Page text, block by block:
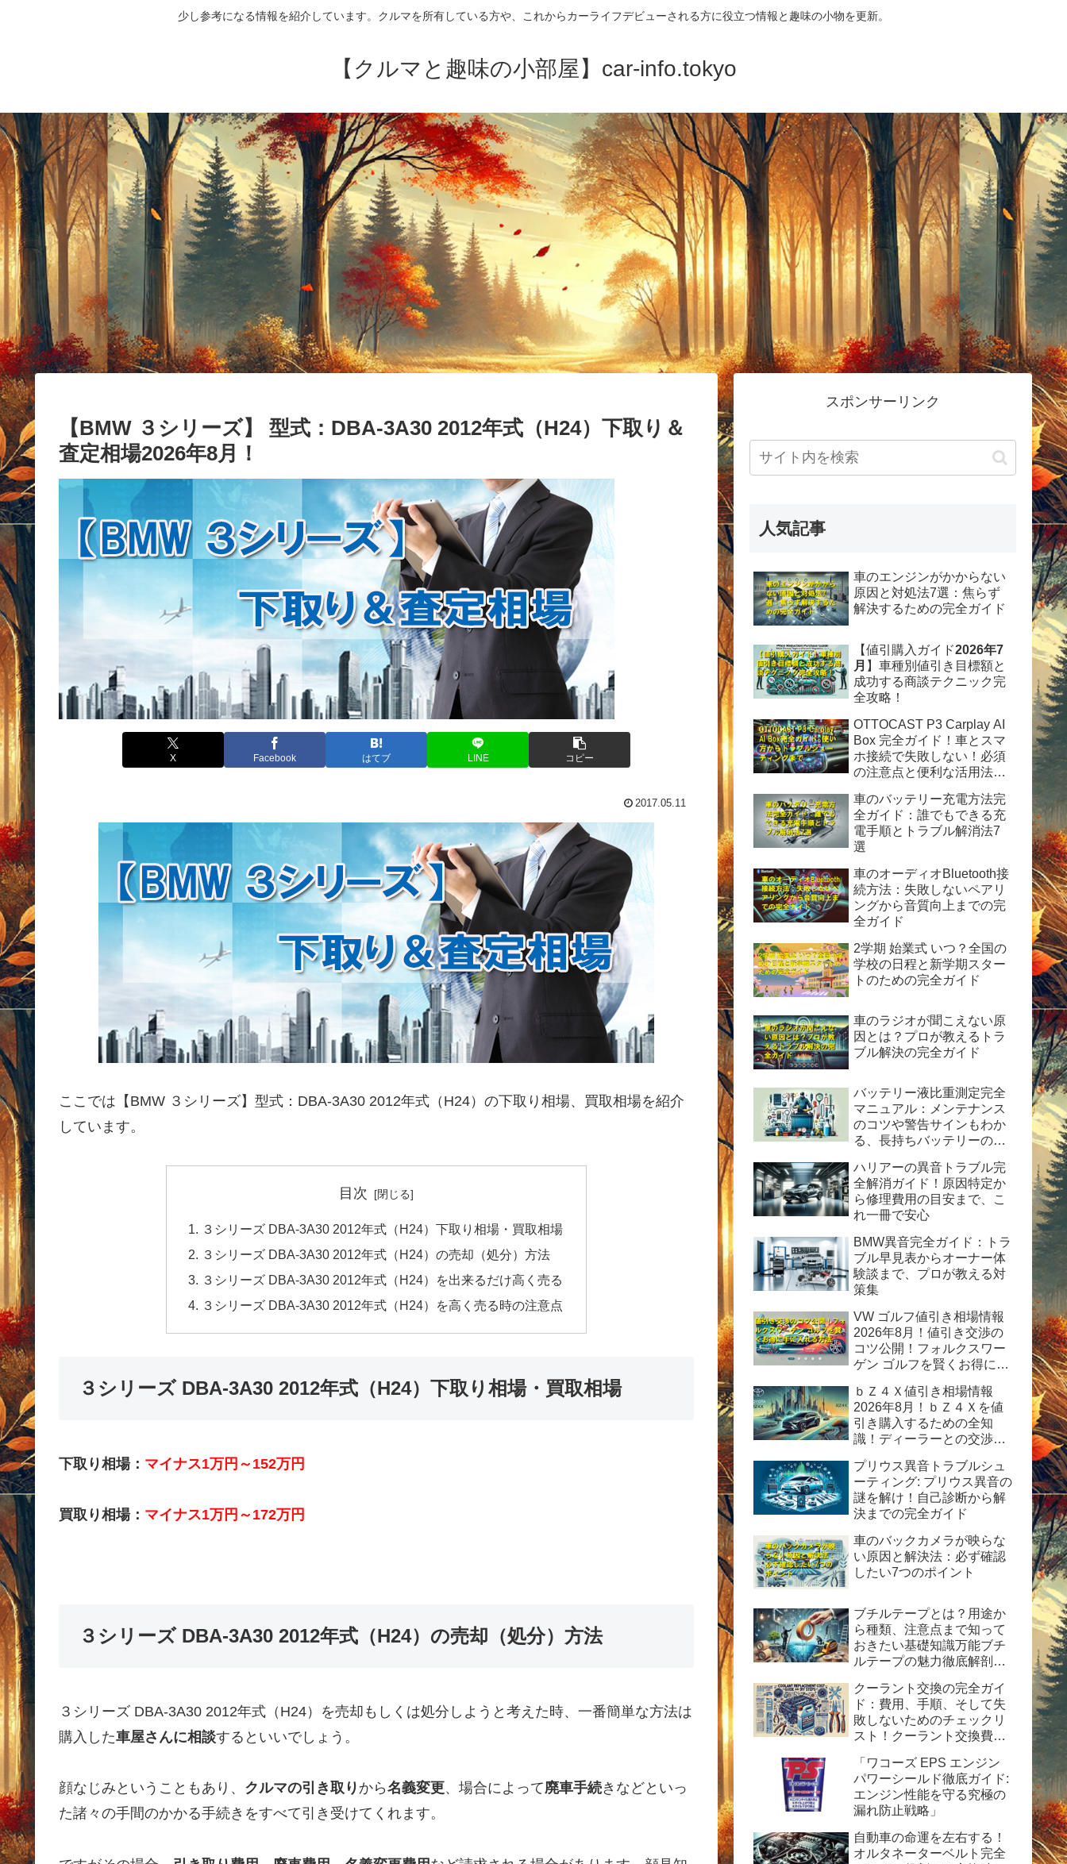
少し参考になる情報を紹介しています。クルマを所有している方や、これからカーライフデビューされる方に役立つ情報と趣味の小物を更新。
【クルマと趣味の小部屋】car-info.tokyo
【BMW ３シリーズ】 型式：DBA-3A30 2012年式（H24）下取り＆
査定相場2026年8月！
X Facebook はてブ LINE コピー
2017.05.11
ここでは【BMW ３シリーズ】型式：DBA-3A30 2012年式（H24）の下取り相場、買取相場を紹介
しています。
目次
３シリーズ DBA-3A30 2012年式（H24）下取り相場・買取相場
３シリーズ DBA-3A30 2012年式（H24）の売却（処分）方法
３シリーズ DBA-3A30 2012年式（H24）を出来るだけ高く売る
３シリーズ DBA-3A30 2012年式（H24）を高く売る時の注意点
３シリーズ DBA-3A30 2012年式（H24）下取り相場・買取相場
下取り相場： マイナス1万円～152万円
買取り相場： マイナス1万円～172万円
３シリーズ DBA-3A30 2012年式（H24）の売却（処分）方法
３シリーズ DBA-3A30 2012年式（H24）を売却もしくは処分しようと考えた時、一番簡単な方法は
購入した車屋さんに相談するといいでしょう。
顔なじみということもあり、 クルマの引き取り から名義変更、場合によって廃車手続きなどといっ
た諸々の手間のかかる手続きをすべて引き受けてくれます。
スポンサーリンク
人気記事
車のエンジンがかからない
原因と対処法7選：焦らず
解決するための完全ガイド
【値引購入ガイド2026年7
月 】車種別値引き目標額と
成功する商談テクニック完
全攻略！
OTTOCAST P3 Carplay AI
Box 完全ガイド！車とスマ
ホ接続で失敗しない！必須
の注意点と便利な活用法を
車のバッテリー充電方法完
全ガイド：誰でもできる充
電手順とトラブル解消法7
選
車のオーディオBluetooth接
続方法：失敗しないペアリ
ングから音質向上までの完
全ガイド
2学期 始業式 いつ？全国の
学校の日程と新学期スター
トのための完全ガイド
車のラジオが聞こえない原
因とは？プロが教えるトラ
ブル解決の完全ガイド
バッテリー液比重測定完全
マニュアル：メンテナンス
のコツや警告サインもわか
る、長持ちバッテリーの秘
ハリアーの異音トラブル完
全解消ガイド！原因特定か
ら修理費用の目安まで、こ
れ一冊で安心
BMW異音完全ガイド：トラ
ブル早見表からオーナー体
験談まで、プロが教える対
策集
VW ゴルフ値引き相場情報
2026年8月！値引き交渉の
コツ公開！フォルクスワー
ゲン ゴルフを賢くお得に手
ｂＺ４Ｘ値引き相場情報
2026年8月！ｂＺ４Ｘを値
引き購入するための全知
識！ディーラーとの交渉術
完全ガイド
プリウス異音トラブルシュ
ーティング: プリウス異音の
謎を解け！自己診断から解
決までの完全ガイド
車のバックカメラが映らな
い原因と解決法：必ず確認
したい7つのポイント
ブチルテープとは？用途か
ら種類、注意点まで知って
おきたい基礎知識万能ブチ
ルテープの魅力徹底解剖！
定版ガイド
クーラント交換の完全ガイ
ド：費用、手順、そして失
敗しないためのチェックリ
スト！クーラント交換費用
の手順と方法を紹介。
「ワコーズ EPS エンジン
パワーシールド徹底ガイド:
エンジン性能を守る究極の
漏れ防止戦略」
自動車の命運を左右する！
オルタネーターベルト完全